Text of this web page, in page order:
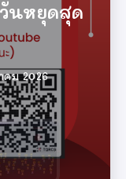
รียน
การศึกษา
ายน 2026
(วันหยุดสุด
ภาคม 2026
รงเรียน
คม
าคม 2026
รียน
การศึกษา
ายน 2026
วันหยุดสุด
คม 2026
รียน
รศึกษา
นหยุดสุด
2026
รียน